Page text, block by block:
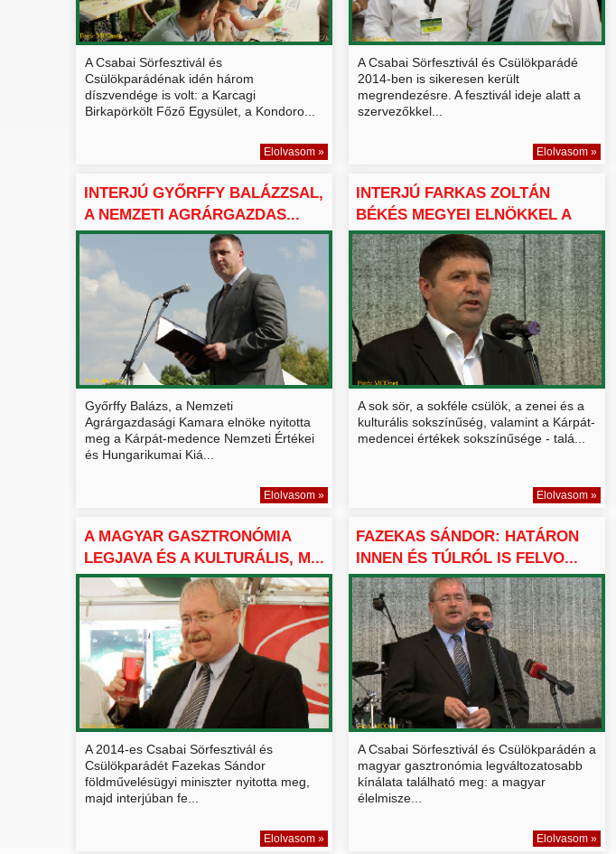
A Csabai Sörfesztivál és
Csülökparádénak idén három
díszvendége is volt: a Karcagi
Birkapörkölt Főző Egysület, a Kondoro...
Elolvasom »
A Csabai Sörfesztivál és Csülökparádé
2014-ben is sikeresen került
megrendezésre. A fesztivál ideje alatt a
szervezőkkel...
Elolvasom »
INTERJÚ GYŐRFFY BALÁZZSAL,
A NEMZETI AGRÁRGAZDAS...
Győrffy Balázs, a Nemzeti
Agrárgazdasági Kamara elnöke nyitotta
meg a Kárpát-medence Nemzeti Értékei
és Hungarikumai Kiá...
Elolvasom »
INTERJÚ FARKAS ZOLTÁN
BÉKÉS MEGYEI ELNÖKKEL A
CS...
A sok sör, a sokféle csülök, a zenei és a
kulturális sokszínűség, valamint a Kárpát-
medencei értékek sokszínűsége - talá...
Elolvasom »
A MAGYAR GASZTRONÓMIA
LEGJAVA ÉS A KULTURÁLIS, M...
A 2014-es Csabai Sörfesztivál és
Csülökparádét Fazekas Sándor
földművelésügyi miniszter nyitotta meg,
majd interjúban fe...
Elolvasom »
FAZEKAS SÁNDOR: HATÁRON
INNEN ÉS TÚLRÓL IS FELVO...
A Csabai Sörfesztivál és Csülökparádén a
magyar gasztronómia legváltozatosabb
kínálata található meg: a magyar
élelmisze...
Elolvasom »